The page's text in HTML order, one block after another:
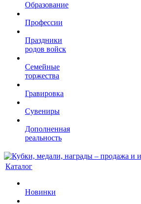
Образование
Профессии
Праздники
родов войск
Семейные
торжества
Гравировка
Сувениры
Дополненная
реальность
Каталог
Новинки